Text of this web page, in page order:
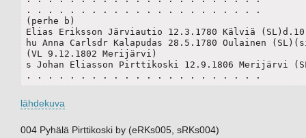
. . . . . . . . . . . . . . . . . . . . . .
(perhe b)
Elias Eriksson Järviautio 12.3.1780 Kälviä
hu Anna Carlsdr Kalapudas 28.5.1780 Oulainen
(VL 9.12.1802 Merijärvi)
s Johan Eliasson Pirttikoski 12.9.1806 Merijärvi
. . . . . . . . . . . . . . . . . . . . . .
lähdekuva
004 Pyhälä Pirttikoski by (eRKs005, sRKs004)